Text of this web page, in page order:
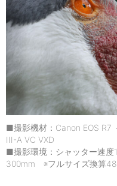
■撮影機材：Canon EOS R7
III-A VC VXD
■撮影環境：シャッター速
300mm ※フルサイズ換算